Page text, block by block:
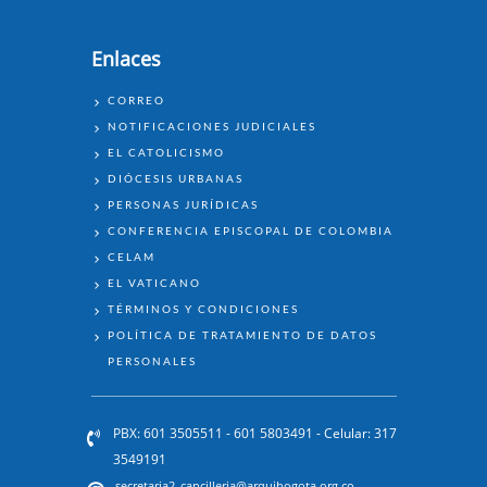
Enlaces
ENLACES
CORREO
NOTIFICACIONES JUDICIALES
EL CATOLICISMO
DIÓCESIS URBANAS
PERSONAS JURÍDICAS
CONFERENCIA EPISCOPAL DE COLOMBIA
CELAM
EL VATICANO
TÉRMINOS Y CONDICIONES
POLÍTICA DE TRATAMIENTO DE DATOS
PERSONALES
PBX: 601 3505511 - 601 5803491 - Celular: 317
3549191